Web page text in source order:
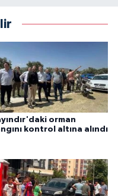
orman
kontrol altına alındı